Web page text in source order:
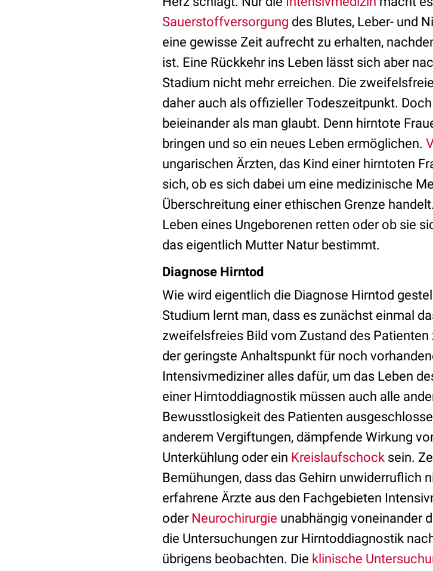
Sauerstoffversorgung des Blutes, Leber- und
eine gewisse Zeit aufrecht zu erhalten,
ist. Eine Rückkehr ins Leben lässt sich aber
Stadium nicht mehr erreichen. Die
daher auch als offizieller Todeszeitpunkt.
beieinander als man glaubt. Denn hirntote
bringen und so ein neues Leben ermöglichen.
ungarischen Ärzten, das Kind einer hirntoten
sich, ob es sich dabei um eine medizinische
Überschreitung einer ethischen Grenze
Leben eines Ungeborenen retten oder ob sie
das eigentlich Mutter Natur bestimmt.
Diagnose Hirntod
Wie wird eigentlich die Diagnose Hirntod
Studium lernt man, dass es zunächst einmal
zweifelsfreies Bild vom Zustand des
der geringste Anhaltspunkt für noch
Intensivmediziner alles dafür, um das Leben
einer Hirntoddiagnostik müssen auch alle
Bewusstlosigkeit des Patienten
anderem Vergiftungen, dämpfende Wirkung
Unterkühlung oder ein Kreislaufschock sein.
Bemühungen, dass das Gehirn unwiderruflich
erfahrene Ärzte aus den Fachgebieten
oder Neurochirurgie unabhängig voneinander
die Untersuchungen zur Hirntoddiagnostik
übrigens beobachten. Die klinische